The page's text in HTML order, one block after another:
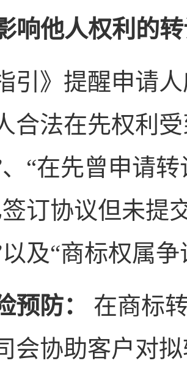
响他人权利的
引》提醒申请
合法在先权利
、“在先曾申请
签订协议但未提
以及“商标权属
预防：
在商标
会协助客户对